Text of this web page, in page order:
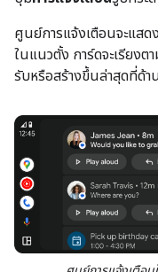
ศูนย์การแจ้งเตือนจะแสด
ในแนวตั้ง การ์ดจะเรียงต
รับหรือสร้างขึ้นล่าสุดที่ด้